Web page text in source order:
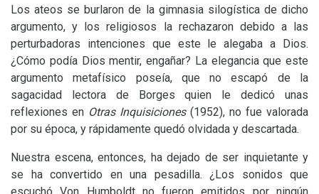
Los ateos se burlaron de la gimnasia silogística de dicho
argumento, y los religiosos la rechazaron debido a las
perturbadoras intenciones que este le alegaba a Dios.
¿Cómo podía Dios mentir, engañar? La elegancia que este
argumento metafísico poseía, que no escapó de la
sagacidad lectora de Borges quien le dedicó unas
reflexiones en Otras Inquisiciones (1952), no fue valorada
por su época, y rápidamente quedó olvidada y descartada.
Nuestra escena, entonces, ha dejado de ser inquietante y
se ha convertido en una pesadilla. ¿Los sonidos que